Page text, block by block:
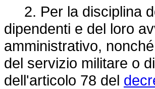
2. Per la disciplina
dipendenti e del loro
amministrativo,
del servizio militare o
dell'articolo 78 del